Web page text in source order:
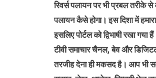
रिवर्स पलायन पर भी प्रबल तरीके से
पलायन कैसे होगा। इस दिशा में
इसलिए पोर्टल को द्विभाषी रखा
टीवी समाचार चैनल, बेव और
तरजीह देना ही मकसद है। आप भी